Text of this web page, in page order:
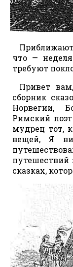
что —
требуют
Привет
сборник
Норвегии,
Римский
мудрец тот,
вещей, Я
путешествий
сказках,